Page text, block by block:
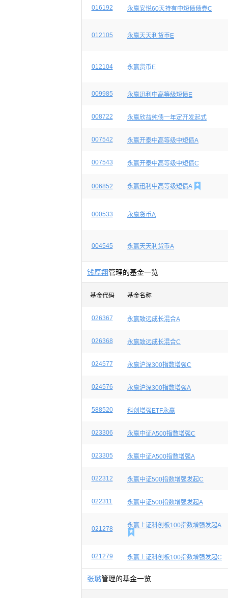
016192 永赢安悦60天持有中短债债券C
012105 永赢天天利货币E
012104 永赢货币E
009985 永赢迅利中高等级短债E
008722 永赢欣益纯债一年定开发起式
007542 永赢开泰中高等级中短债A
007543 永赢开泰中高等级中短债C
006852 永赢迅利中高等级短债A 
000533 永赢货币A
004545 永赢天天利货币A
钱厚翔管理的基金一览
基金代码 基金名称
026367 永赢致远成长混合A
026368 永赢致远成长混合C
024577 永赢沪深300指数增强C
024576 永赢沪深300指数增强A
588520 科创增强ETF永赢
023306 永赢中证A500指数增强C
023305 永赢中证A500指数增强A
022312 永赢中证500指数增强发起C
022311 永赢中证500指数增强发起A
021278 永赢上证科创板100指数增强发起A

021279 永赢上证科创板100指数增强发起C
张璐管理的基金一览